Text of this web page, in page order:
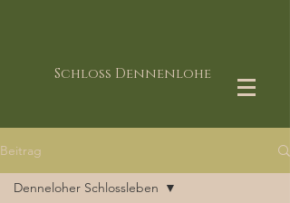
Schloss Dennenlohe
Beitrag
Denneloher Schlossleben